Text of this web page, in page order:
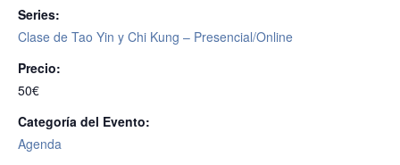
Series:
Clase de Tao Yin y Chi Kung – Presencial/Online
Precio:
50€
Categoría del Evento:
Agenda